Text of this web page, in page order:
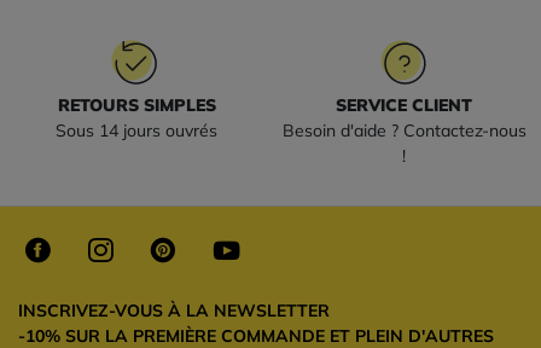
RETOURS SIMPLES
Sous 14 jours ouvrés
SERVICE CLIENT
Besoin d'aide ? Contactez-nous
!
INSCRIVEZ-VOUS À LA NEWSLETTER
-10% SUR LA PREMIÈRE COMMANDE ET PLEIN D'AUTRES